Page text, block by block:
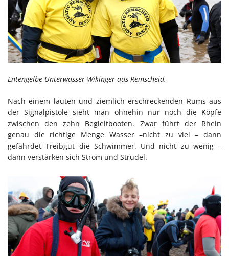
Entengelbe Unterwasser-Wikinger aus Remscheid.
Nach einem lauten und ziemlich erschreckenden Rums aus
der Signalpistole sieht man ohnehin nur noch die Köpfe
zwischen den zehn Begleitbooten. Zwar führt der Rhein
genau die richtige Menge Wasser –nicht zu viel – dann
gefährdet Treibgut die Schwimmer. Und nicht zu wenig –
dann verstärken sich Strom und Strudel.